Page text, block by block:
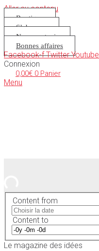
Aller au contenu
Boutique
S’abonner
Nous soutenir
Bonnes affaires
Facebook-f Twitter Youtube
Connexion
0,00€ 0 Panier
Menu
Content from
Content to
Le magazine des idées